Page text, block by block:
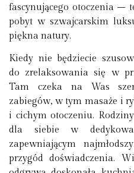
fascynującego otoczenia –
pobyt w szwajcarskim
piękna natury.
Kiedy nie będziecie
do zrelaksowania się w
Tam czeka na Was
zabiegów, w tym masaże i
i cichym otoczeniu.
dla siebie w
zapewniającym
przygód doświadczenia.